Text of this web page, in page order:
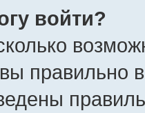
войти?
правильно